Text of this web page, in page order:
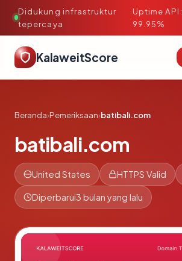
Didukung infrastruktur
tepercaya
·
Uptime API:
99.95%
KalaweitScore
Beranda›Pemeriksaan›batibali.com
batibali.com
United States HTTPS Valid
Diperbarui3 bulan yang lalu